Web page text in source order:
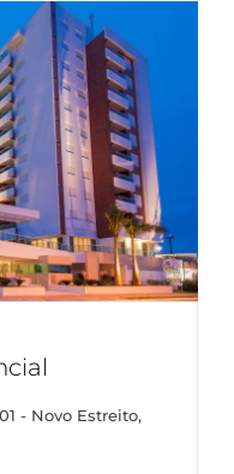
- Novo Estreito,